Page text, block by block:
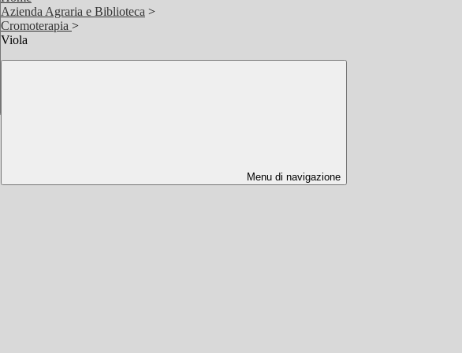
Azienda Agraria e Biblioteca >
Cromoterapia >
Viola
Menu di navigazione